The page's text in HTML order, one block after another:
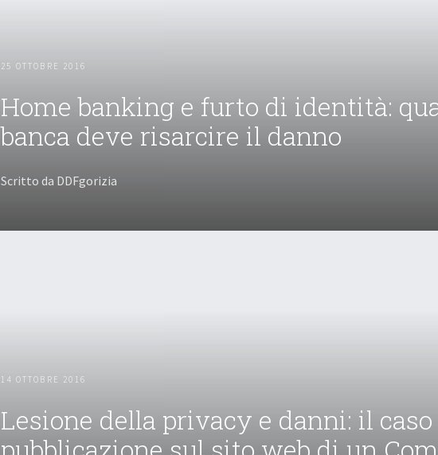
25 OTTOBRE 2016
Home banking e furto di identità:
banca deve risarcire il danno
Scritto da DDFgorizia
14 OTTOBRE 2016
Lesione della privacy e danni: il